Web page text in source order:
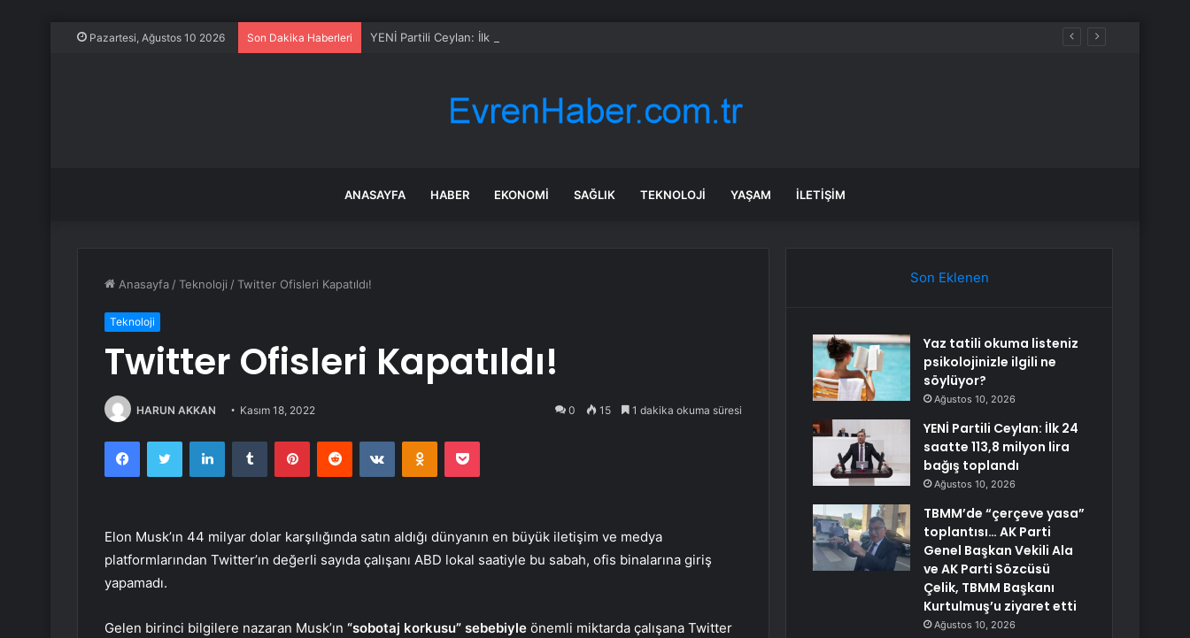
Pazartesi, Ağustos 10 2026 Son Dakika Haberleri YENİ Partili Ceylan: İlk 24 saatte 113,8 milyon lira bağış toplandı
ANASAYFA HABER EKONOMI SAĞLIK TEKNOLOJI YAŞAM İLETIŞIM
Anasayfa /Teknoloji /Twitter Ofisleri Kapatıldı!
Teknoloji
Twitter Ofisleri Kapatıldı!
HARUN AKKAN Kasım 18, 2022 0 15 1 dakika okuma süresi
FacebookTwitter LinkedInTumblr PinterestReddit VKontakteOdnoklassniki
Pocket
Elon Musk’ın 44 milyar dolar karşılığında satın aldığı dünyanın en büyük iletişim ve medya
platformlarından Twitter’ın değerli sayıda çalışanı ABD lokal saatiyle bu sabah, ofis binalarına giriş
yapamadı.
Gelen birinci bilgilere nazaran Musk’ın “sobotaj korkusu” sebebiyle önemli miktarda çalışana Twitter
Son Eklenen
Yaz tatili okuma listeniz
psikolojinizle ilgili ne
söylüyor?
Ağustos 10, 2026
YENİ Partili Ceylan: İlk 24
saatte 113,8 milyon lira
bağış toplandı
Ağustos 10, 2026
TBMM’de “çerçeve yasa”
toplantısı… AK Parti
Genel Başkan Vekili Ala
ve AK Parti Sözcüsü
Çelik, TBMM Başkanı
Kurtulmuş’u ziyaret etti
Ağustos 10, 2026